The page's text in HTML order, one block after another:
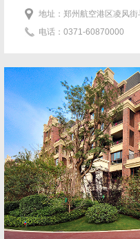
地址：郑州航空港区凌风
电话：0371-60870000